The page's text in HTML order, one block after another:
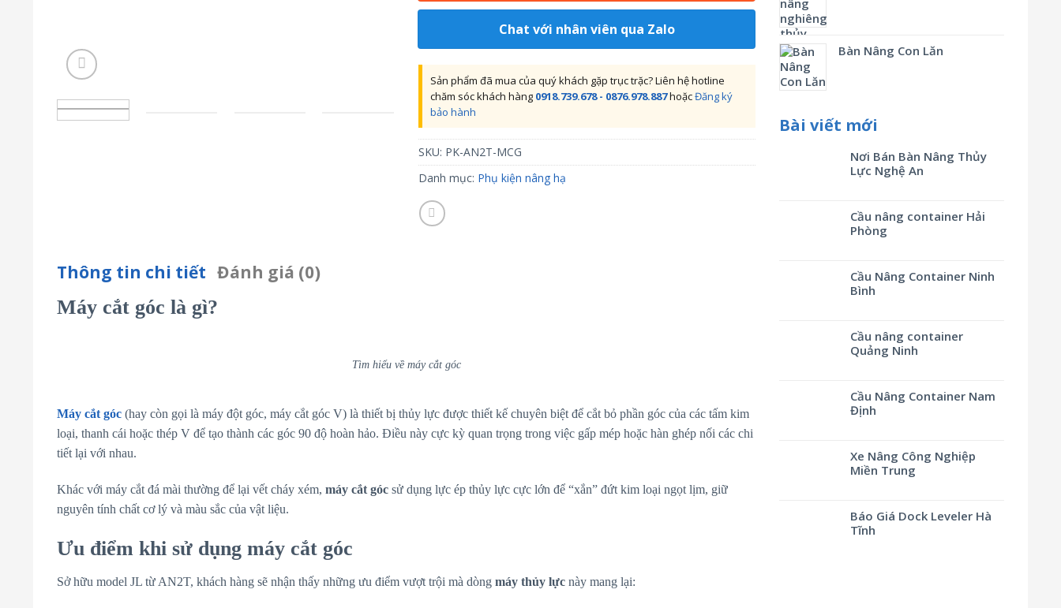
Bàn Nâng Con Lăn
Bài viết mới
Nơi Bán Bàn Nâng Thủy
Lực Nghệ An
Cầu nâng container Hải
Phòng
Cầu Nâng Container Ninh
Bình
Cầu nâng container
Quảng Ninh
Cầu Nâng Container Nam
Định
Xe Nâng Công Nghiệp
Miền Trung
Báo Giá Dock Leveler Hà
Tĩnh
Chat với nhân viên qua Zalo
Sản phẩm đã mua của quý khách gặp trục trặc? Liên hệ hotline
chăm sóc khách hàng 0918.739.678 - 0876.978.887hoặcĐăng ký
bảo hành
SKU: PK-AN2T-MCG
Danh mục: Phụ kiện nâng hạ
Thông tin chi tiết Đánh giá (0)
Máy cắt góc là gì?
Tìm hiểu về máy cắt góc
Máy cắt góc (hay còn gọi là máy đột góc, máy cắt góc V) là thiết bị thủy lực được thiết kế chuyên biệt để cắt bỏ phần góc của các tấm kim
loại, thanh cái hoặc thép V để tạo thành các góc 90 độ hoàn hảo. Điều này cực kỳ quan trọng trong việc gấp mép hoặc hàn ghép nối các chi
tiết lại với nhau.
Khác với máy cắt đá mài thường để lại vết cháy xém, máy cắt góc sử dụng lực ép thủy lực cực lớn để “xắn” đứt kim loại ngọt lịm, giữ
nguyên tính chất cơ lý và màu sắc của vật liệu.
Ưu điểm khi sử dụng máy cắt góc
Sở hữu model JL từ AN2T, khách hàng sẽ nhận thấy những ưu điểm vượt trội mà dòng máy thủy lực này mang lại: